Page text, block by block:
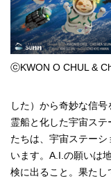
ⓒKWON O CHUL &
した）から奇妙な信
霊船と化した宇宙ス
たちは、宇宙ステー
います。A.I.の願いは
検に出ること。果たし